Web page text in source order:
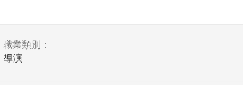
職業類別：
導演